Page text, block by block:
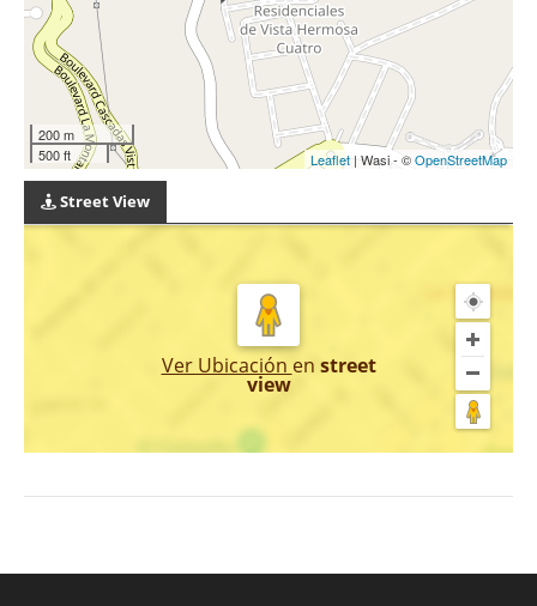
200 m
500 ft
Leaflet| Wasi - ©OpenStreetMap
Street View
Ver Ubicación en street
view